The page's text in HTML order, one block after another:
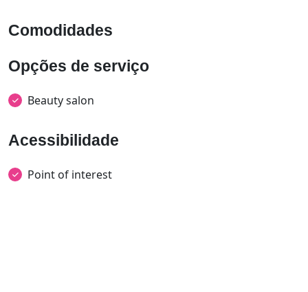
Comodidades
Opções de serviço
Beauty salon
Acessibilidade
Point of interest